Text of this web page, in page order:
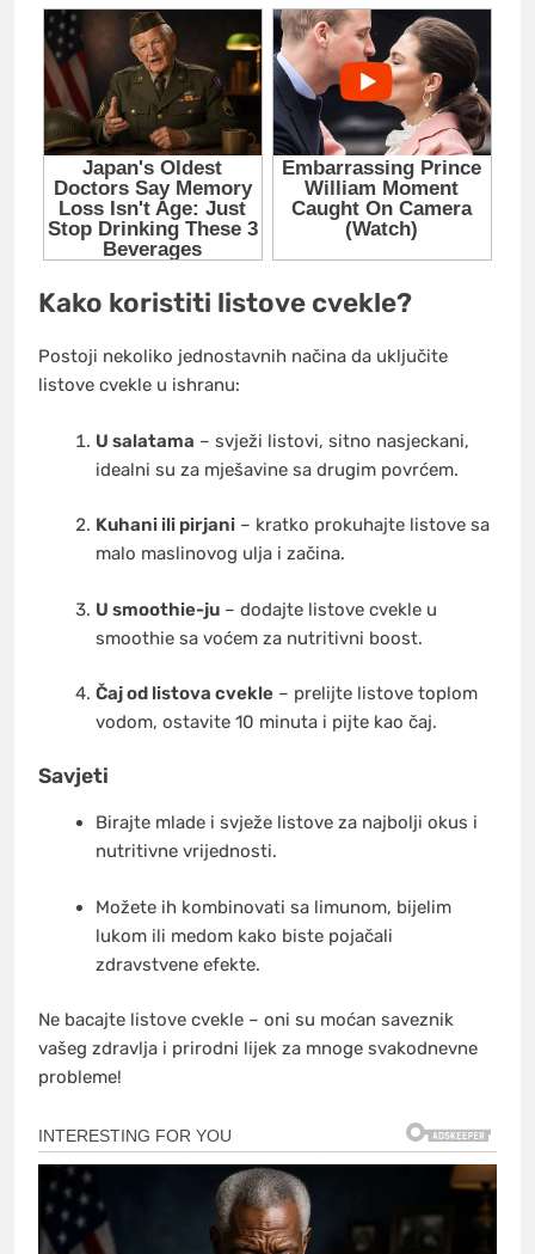
Kako koristiti listove cvekle?
Postoji nekoliko jednostavnih načina da uključite
listove cvekle u ishranu:
U salatama – svježi listovi, sitno nasjeckani,
idealni su za mješavine sa drugim povrćem.
Kuhani ili pirjani– kratko prokuhajte listove sa
malo maslinovog ulja i začina.
U smoothie-ju– dodajte listove cvekle u
smoothie sa voćem za nutritivni boost.
Čaj od listova cvekle– prelijte listove toplom
vodom, ostavite 10 minuta i pijte kao čaj.
Savjeti
Birajte mlade i svježe listove za najbolji okus i
nutritivne vrijednosti.
Možete ih kombinovati sa limunom, bijelim
lukom ili medom kako biste pojačali
zdravstvene efekte.
Ne bacajte listove cvekle – oni su moćan saveznik
vašeg zdravlja i prirodni lijek za mnoge svakodnevne
probleme!